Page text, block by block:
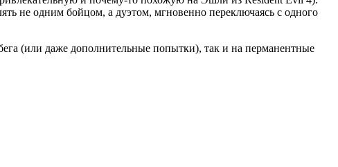
не одним бойцом, а дуэтом, мгновенно переключаясь с одного
(или даже дополнительные попытки), так и на перманентные